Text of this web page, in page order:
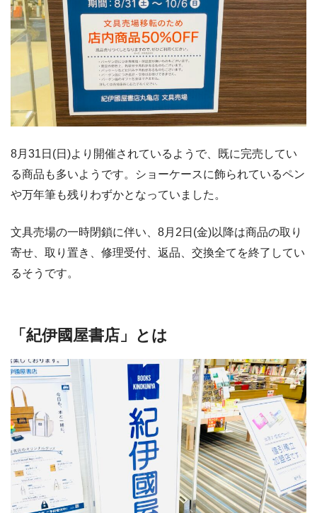
8月31日(日)より開催されているようで、既に完売してい
る商品も多いようです。ショーケースに飾られているペン
や万年筆も残りわずかとなっていました。
文具売場の一時閉鎖に伴い、8月2日(金)以降は商品の取り
寄せ、取り置き、修理受付、返品、交換全てを終了してい
るそうです。
「紀伊國屋書店」とは